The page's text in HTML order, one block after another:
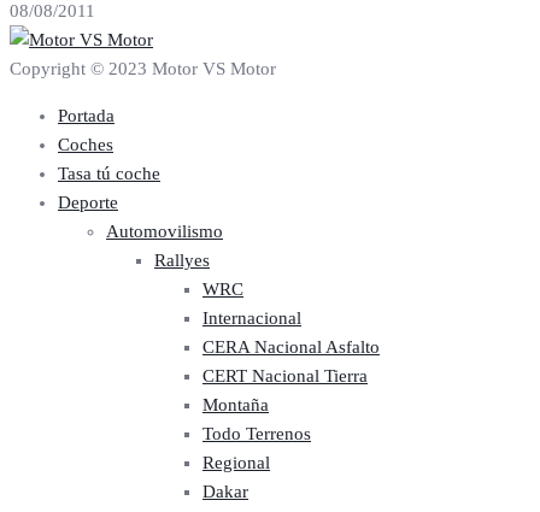
08/08/2011
Copyright © 2023 Motor VS Motor
Portada
Coches
Tasa tú coche
Deporte
Automovilismo
Rallyes
WRC
Internacional
CERA Nacional Asfalto
CERT Nacional Tierra
Montaña
Todo Terrenos
Regional
Dakar